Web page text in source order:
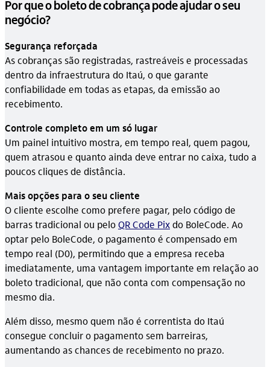
Por que o boleto de cobrança pode ajudar o seu
negócio?
Segurança reforçada
As cobranças são registradas, rastreáveis e processadas
dentro da infraestrutura do Itaú, o que garante
confiabilidade em todas as etapas, da emissão ao
recebimento.
Controle completo em um só lugar
Um painel intuitivo mostra, em tempo real, quem pagou,
quem atrasou e quanto ainda deve entrar no caixa, tudo a
poucos cliques de distância.
Mais opções para o seu cliente
O cliente escolhe como prefere pagar, pelo código de
barras tradicional ou peloQR Code Pixdo BoleCode. Ao
optar pelo BoleCode, o pagamento é compensado em
tempo real (D0), permitindo que a empresa receba
imediatamente, uma vantagem importante em relação ao
boleto tradicional, que não conta com compensação no
mesmo dia.
Além disso, mesmo quem não é correntista do Itaú
consegue concluir o pagamento sem barreiras,
aumentando as chances de recebimento no prazo.